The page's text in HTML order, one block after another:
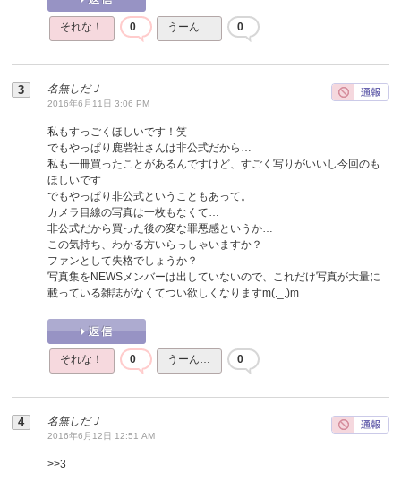
それな！ 0 うーん… 0
名無しだＪ
2016年6月11日 3:06 PM
私もすっごくほしいです！笑
でもやっぱり鹿砦社さんは非公式だから…
私も一冊買ったことがあるんですけど、すごく写りがいいし今回のも
ほしいです
でもやっぱり非公式ということもあって。
カメラ目線の写真は一枚もなくて…
非公式だから買った後の変な罪悪感というか…
この気持ち、わかる方いらっしゃいますか？
ファンとして失格でしょうか？
写真集をNEWSメンバーは出していないので、これだけ写真が大量に
載っている雑誌がなくてつい欲しくなりますm(._.)m
それな！ 0 うーん… 0
名無しだＪ
2016年6月12日 12:51 AM
>>3